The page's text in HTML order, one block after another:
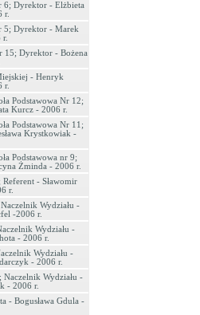
6; Dyrektor - Elżbieta
r.
5; Dyrektor - Marek
r.
15; Dyrektor - Bożena
- Henryk
r.
Podstawowa Nr 12;
Kurcz - 2006 r.
Podstawowa Nr 11;
Krystkowiak -
Podstawowa nr 9;
Żminda - 2006 r.
Referent - Sławomir
r.
Wydziału -
-2006 r.
Wydziału -
- 2006 r.
Wydziału -
- 2006 r.
Naczelnik Wydziału -
- 2006 r.
- Bogusława Gdula -